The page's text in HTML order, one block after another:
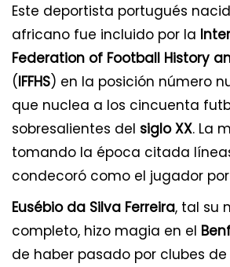
Este deportista portugués
africano fue incluido por la
Federation of Football History
(IFFHS) en la posición número
que nuclea a los cincuenta
sobresalientes del siglo XX. La
tomando la época citada
condecoró como el jugador
Eusébio da Silva Ferreira, tal su
completo, hizo magia en el
de haber pasado por clubes